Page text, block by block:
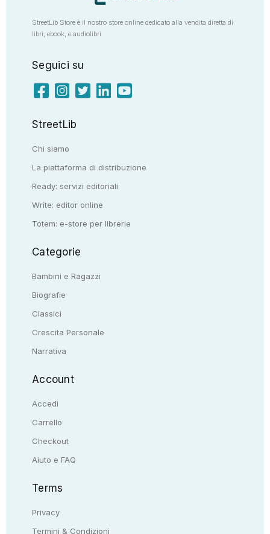
StreetLib Store è il nostro store online dedicato alla vendita diretta di
libri, ebook, e audiolibri
Seguici su
StreetLib
Chi siamo
La piattaforma di distribuzione
Ready: servizi editoriali
Write: editor online
Totem: e-store per librerie
Categorie
Bambini e Ragazzi
Biografie
Classici
Crescita Personale
Narrativa
Account
Accedi
Carrello
Checkout
Aiuto e FAQ
Terms
Privacy
Termini & Condizioni